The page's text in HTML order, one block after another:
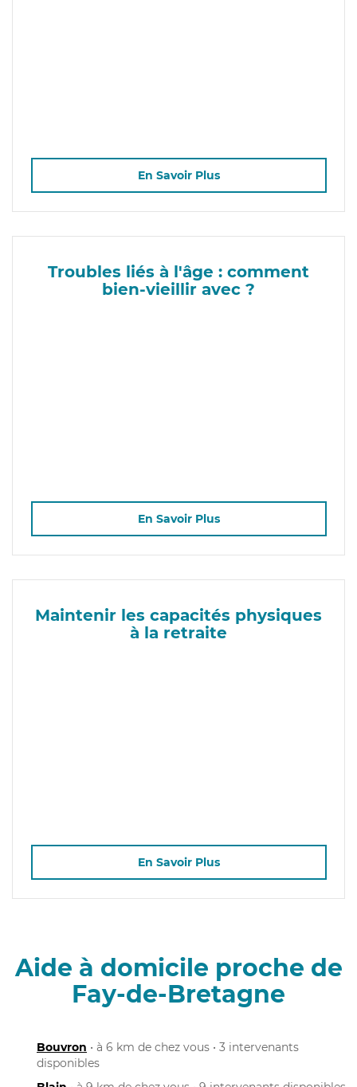
En Savoir Plus
Troubles liés à l'âge : comment
bien-vieillir avec ?
En Savoir Plus
Maintenir les capacités physiques
à la retraite
En Savoir Plus
Aide à domicile proche de
Fay-de-Bretagne
Bouvron • à 6 km de chez vous • 3 intervenants
disponibles